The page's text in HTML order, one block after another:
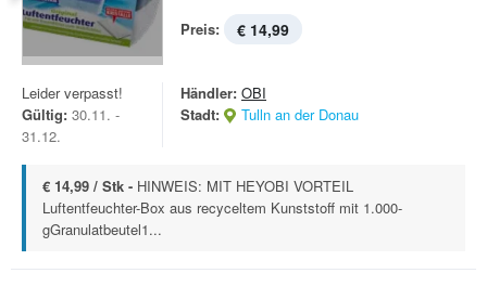
Preis: € 14,99
Leider verpasst!
Gültig: 30.11. -
31.12.
Händler: OBI
Stadt:
Tulln an der Donau
€ 14,99 / Stk - HINWEIS: MIT HEYOBI VORTEIL
Luftentfeuchter-Box aus recyceltem Kunststoff mit 1.000-
gGranulatbeutel1...